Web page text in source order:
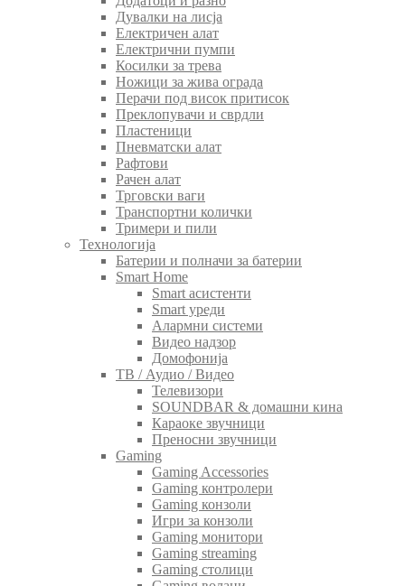
Дувалки на лисја
Електричен алат
Електрични пумпи
Косилки за трева
Ножици за жива ограда
Перачи под висок притисок
Преклопувачи и сврдли
Пластеници
Пневматски алат
Рафтови
Рачен алат
Трговски ваги
Транспортни колички
Тримери и пили
Технологија
Батерии и полначи за батерии
Smart Home
Smart асистенти
Smart уреди
Алармни системи
Видео надзор
Домофонија
ТВ / Аудио / Видео
Телевизори
SOUNDBAR & домашни кина
Караоке звучници
Преносни звучници
Gaming
Gaming Accessories
Gaming контролери
Gaming конзоли
Игри за конзоли
Gaming монитори
Gaming streaming
Gaming столици